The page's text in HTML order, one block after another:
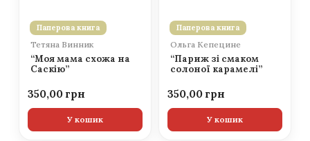
Паперова книга
Тетяна Винник
“Моя мама схожа на
Саскію”
350,00
У кошик
Паперова книга
Ольга Кепецине
“Париж зі смаком
солоної карамелі”
350,00
У кошик